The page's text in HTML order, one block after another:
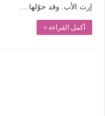
إرث الأب. وقد حوّلها …
أكمل القراءة »